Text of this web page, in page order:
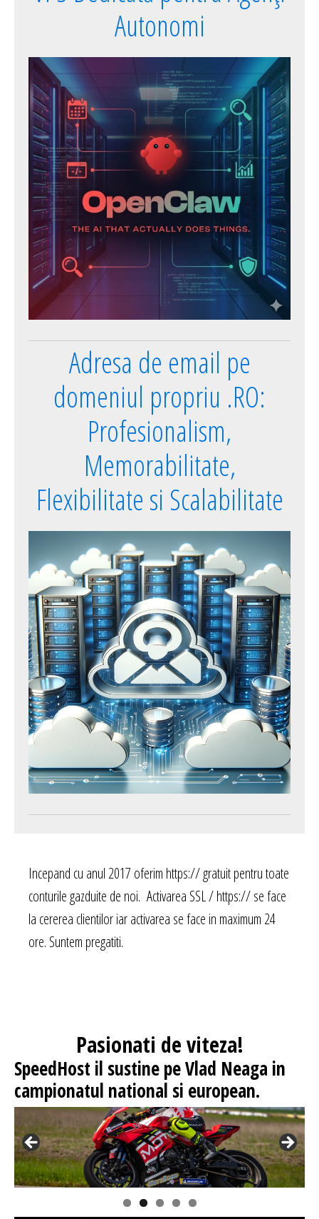
Autonomi
Adresa de email pe
domeniul propriu .RO:
Profesionalism,
Memorabilitate,
Flexibilitate si Scalabilitate
Incepand cu anul 2017 oferim https:// gratuit pentru toate
conturile gazduite de noi. Activarea SSL / https:// se face
la cererea clientilor iar activarea se face in maximum 24
ore. Suntem pregatiti.
Pasionati de viteza!
SpeedHost il sustine pe Vlad Neaga in
campionatul national si european.